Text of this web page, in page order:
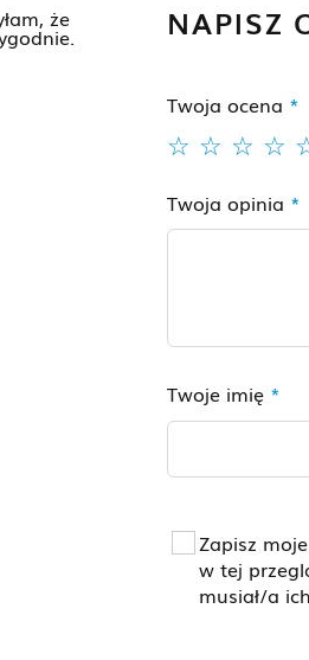
że NAPISZ
Twoja ocena *
Twoja opinia *
Twoje imię *
Zapisz
w tej
musiał/a